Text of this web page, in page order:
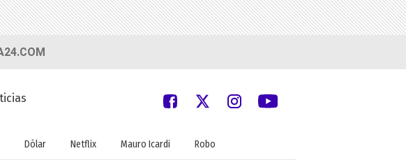
Dólar Netflix Mauro Icardi Robo